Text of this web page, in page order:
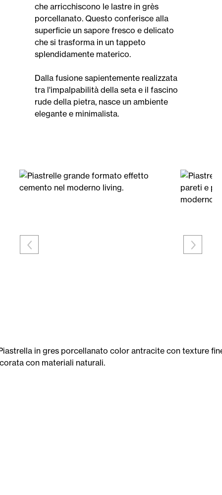
che arricchiscono le lastre in grès
porcellanato. Questo conferisce alla
superficie un sapore fresco e delicato
che si trasforma in un tappeto
splendidamente materico.
Dalla fusione sapientemente realizzata
tra l'impalpabilità della seta e il fascino
rude della pietra, nasce un ambiente
elegante e minimalista.